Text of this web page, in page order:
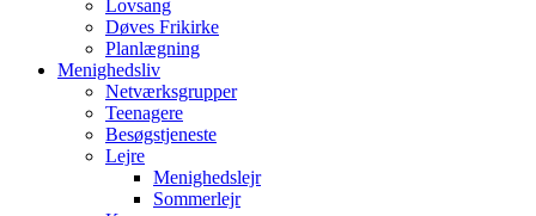
Lovsang
Døves Frikirke
Planlægning
Menighedsliv
Netværksgrupper
Teenagere
Besøgstjeneste
Lejre
Menighedslejr
Sommerlejr